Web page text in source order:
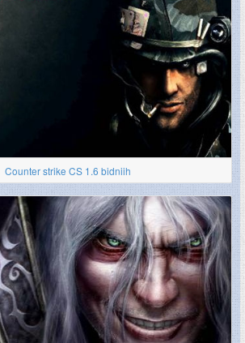
Counter strike CS 1.6 bidniih